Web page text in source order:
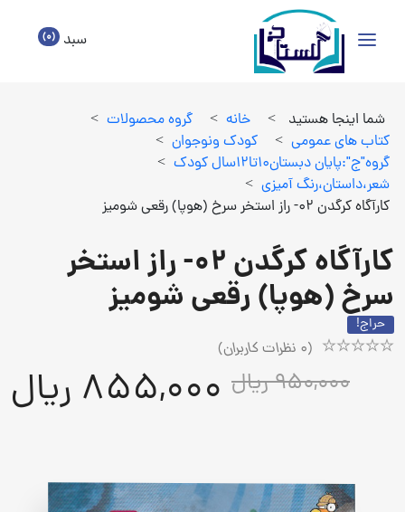
سبد (0)
شما اینجا هستید > خانه > گروه محصولات >
كتاب هاي عمومي > كودك ونوجوان >
گروه"ج":پايان دبستان10تا12سال كودك
>
شعر،داستان،رنگ آميزي >
کارآگاه کرگدن 02- راز استخر سرخ (هوپا) رقعی شومیز
کارآگاه کرگدن 02- راز استخر
سرخ (هوپا) رقعی شومیز
حراج!
(
0 نظرات کاربران)
950,000 ریال 855,000 ریال